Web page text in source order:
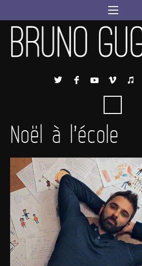
Noël à l’école